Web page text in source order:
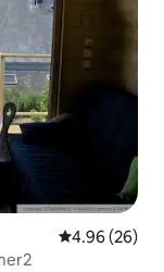
レビュー26
4.96 (26)